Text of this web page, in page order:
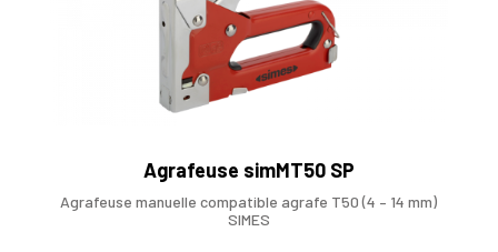
Agrafeuse simMT50 SP
Agrafeuse manuelle compatible agrafe T50 (4 – 14 mm)
SIMES